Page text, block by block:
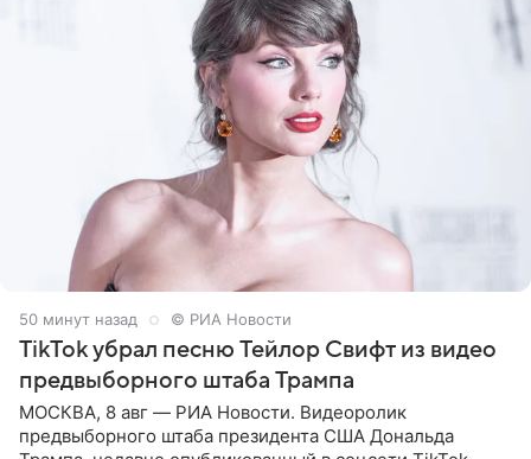
50 минут назад © РИА Новости
TikTok убрал песню Тейлор Свифт из видео
предвыборного штаба Трампа
МОСКВА, 8 авг — РИА Новости. Видеоролик
предвыборного штаба президента США Дональда